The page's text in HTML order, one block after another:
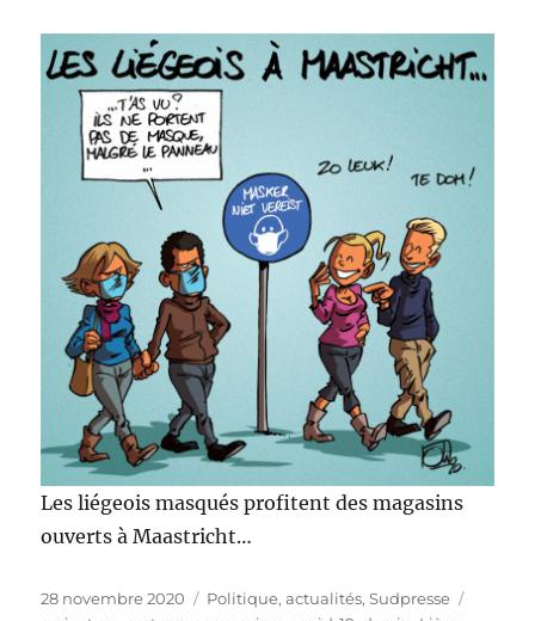
Les liégeois masqués profitent des magasins
ouverts à Maastricht…
Publié
28 novembre 2020 Catégories
Politique, actualités,Sudpresse